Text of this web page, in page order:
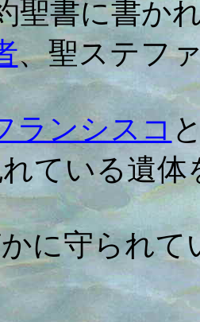
聖書に書か
、聖ステフ
ランシスコ
ている遺体
に守られ